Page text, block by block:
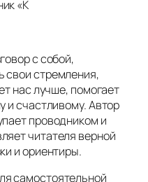
«К
с собой,
свои стремления,
нас лучше, помогает
и счастливому. Автор
проводником и
читателя верной
и ориентиры.
самостоятельной